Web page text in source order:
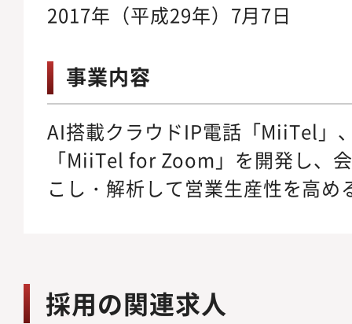
2017年（平成29年）7月7日
事業内容
AI搭載クラウドIP電話「MiiTel」
「MiiTel for Zoom」を開発し、
こし・解析して営業生産性を高め
採用の関連求人